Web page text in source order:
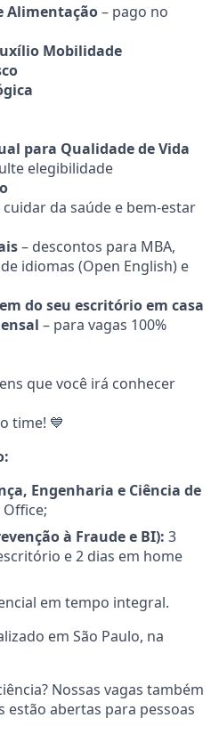
Alimentação– pago no
Mobilidade
para Qualidade de Vida
elegibilidade
cuidar da saúde e bem-estar
– descontos para MBA,
idiomas (Open English) e
do seu escritório em casa
– para vagas 100%
que você irá conhecer
time! 💙
Engenharia e Ciência de
Office;
à Fraude e BI): 3
e 2 dias em home
em tempo integral.
em São Paulo, na
Nossas vagas também
estão abertas para pessoas